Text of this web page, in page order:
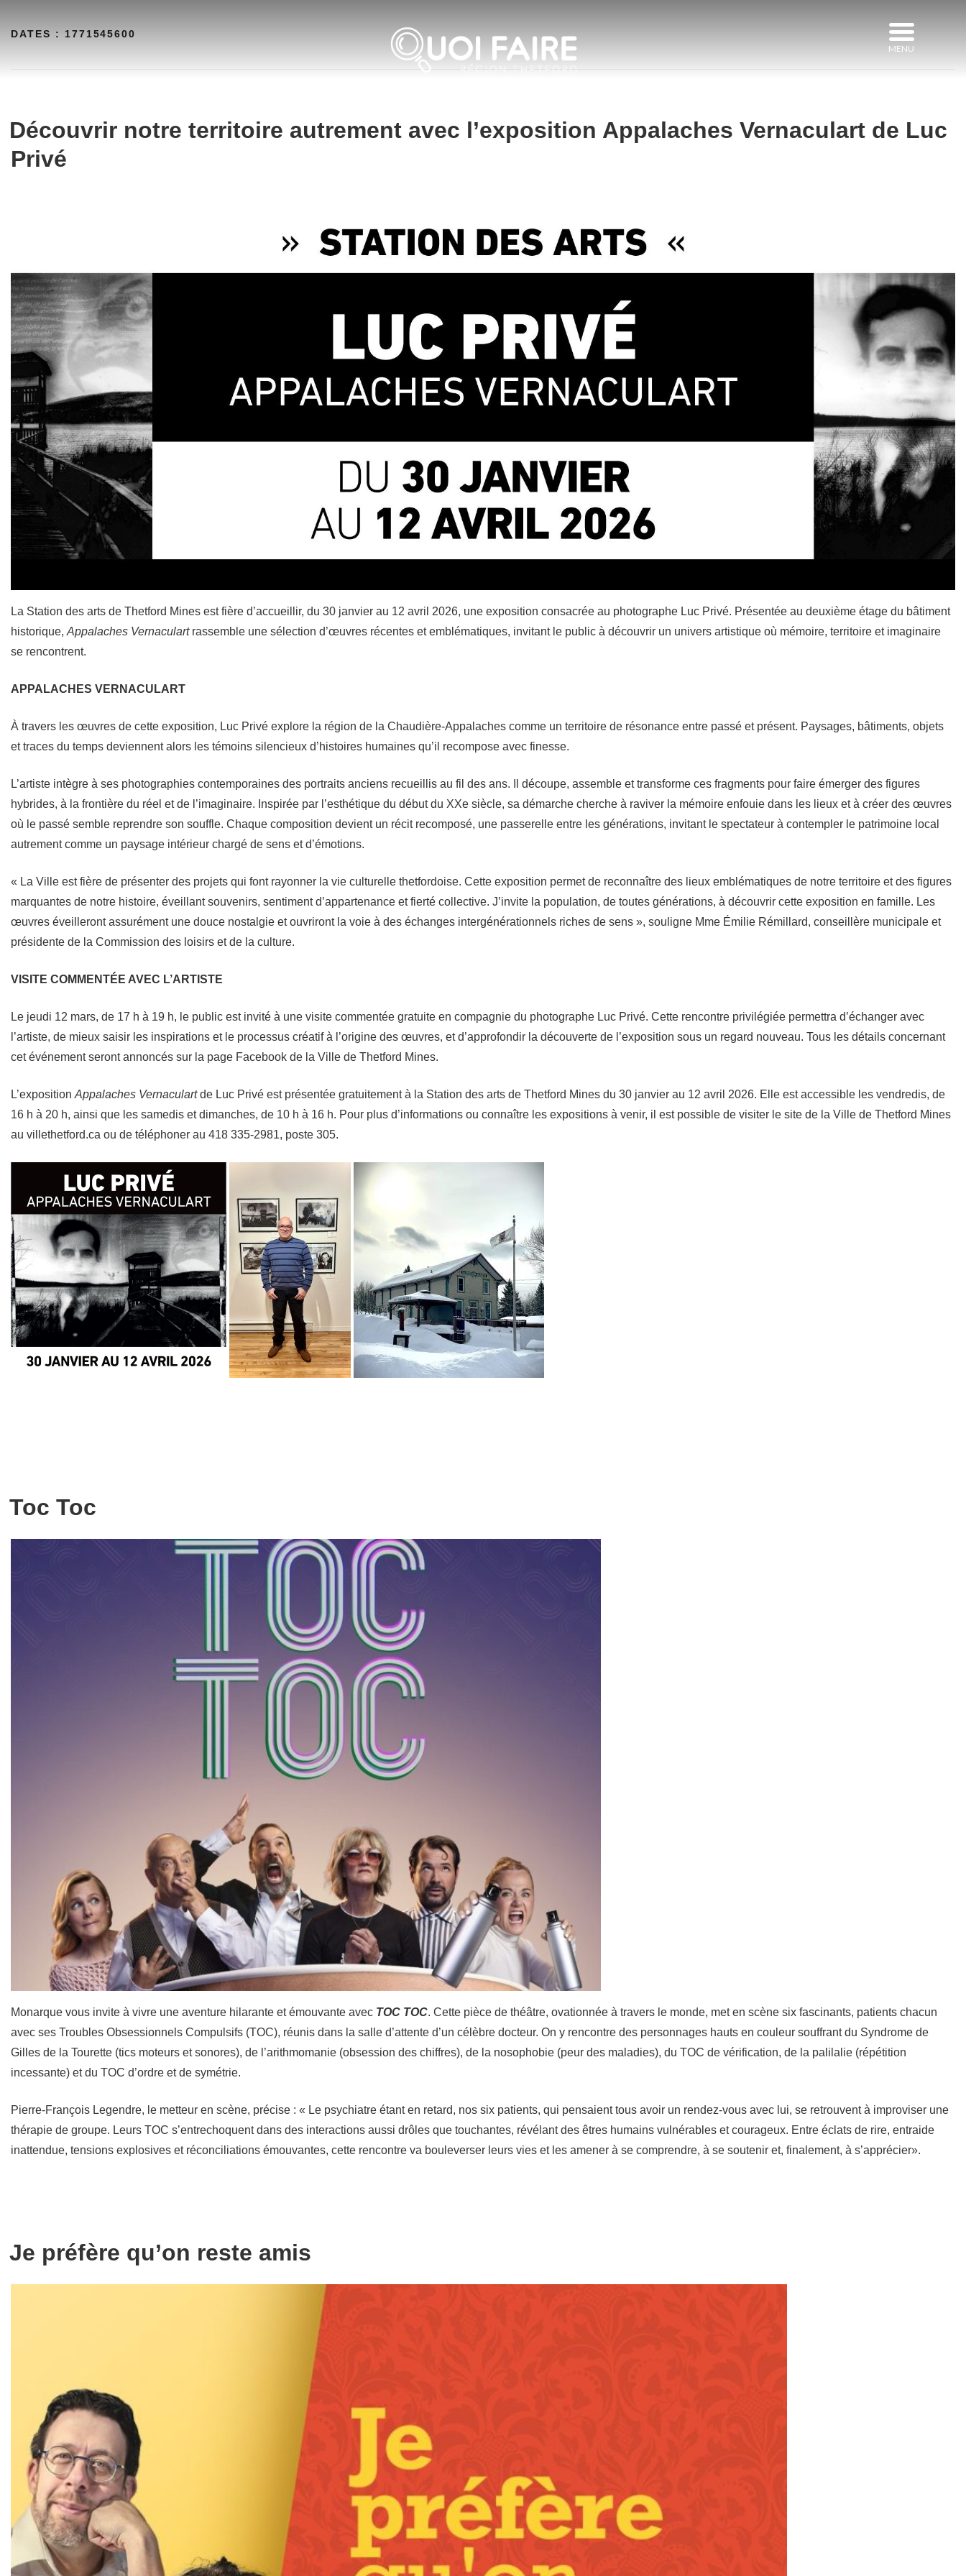
contenu
DATES : 1771545600
Découvrir notre territoire autrement avec l’exposition Appalaches Vernaculart de Luc
Privé
La Station des arts de Thetford Mines est fière d’accueillir, du 30 janvier au 12 avril 2026, une exposition consacrée au photographe Luc Privé. Présentée au deuxième étage du bâtiment
historique, Appalaches Vernaculartrassemble une sélection d’œuvres récentes et emblématiques, invitant le public à découvrir un univers artistique où mémoire, territoire et imaginaire
se rencontrent.
APPALACHES VERNACULART
À travers les œuvres de cette exposition, Luc Privé explore la région de la Chaudière-Appalaches comme un territoire de résonance entre passé et présent. Paysages, bâtiments, objets
et traces du temps deviennent alors les témoins silencieux d’histoires humaines qu’il recompose avec finesse.
L’artiste intègre à ses photographies contemporaines des portraits anciens recueillis au fil des ans. Il découpe, assemble et transforme ces fragments pour faire émerger des figures
hybrides, à la frontière du réel et de l’imaginaire. Inspirée par l’esthétique du début du XXe siècle, sa démarche cherche à raviver la mémoire enfouie dans les lieux et à créer des œuvres
où le passé semble reprendre son souffle. Chaque composition devient un récit recomposé, une passerelle entre les générations, invitant le spectateur à contempler le patrimoine local
autrement comme un paysage intérieur chargé de sens et d’émotions.
« La Ville est fière de présenter des projets qui font rayonner la vie culturelle thetfordoise. Cette exposition permet de reconnaître des lieux emblématiques de notre territoire et des figures
marquantes de notre histoire, éveillant souvenirs, sentiment d’appartenance et fierté collective. J’invite la population, de toutes générations, à découvrir cette exposition en famille. Les
œuvres éveilleront assurément une douce nostalgie et ouvriront la voie à des échanges intergénérationnels riches de sens », souligne Mme Émilie Rémillard, conseillère municipale et
présidente de la Commission des loisirs et de la culture.
VISITE COMMENTÉE AVEC L’ARTISTE
Le jeudi 12 mars, de 17 h à 19 h, le public est invité à une visite commentée gratuite en compagnie du photographe Luc Privé. Cette rencontre privilégiée permettra d’échanger avec
l’artiste, de mieux saisir les inspirations et le processus créatif à l’origine des œuvres, et d’approfondir la découverte de l’exposition sous un regard nouveau. Tous les détails concernant
cet événement seront annoncés sur la page Facebook de la Ville de Thetford Mines.
L’exposition Appalaches Vernaculartde Luc Privé est présentée gratuitement à la Station des arts de Thetford Mines du 30 janvier au 12 avril 2026. Elle est accessible les vendredis, de
16 h à 20 h, ainsi que les samedis et dimanches, de 10 h à 16 h. Pour plus d’informations ou connaître les expositions à venir, il est possible de visiter le site de la Ville de Thetford Mines
au villethetford.ca ou de téléphoner au 418 335-2981, poste 305.
Toc Toc
Monarque vous invite à vivre une aventure hilarante et émouvante avec TOC TOC. Cette pièce de théâtre, ovationnée à travers le monde, met en scène six fascinants, patients chacun
avec ses Troubles Obsessionnels Compulsifs (TOC), réunis dans la salle d’attente d’un célèbre docteur. On y rencontre des personnages hauts en couleur souffrant du Syndrome de
Gilles de la Tourette (tics moteurs et sonores), de l’arithmomanie (obsession des chiffres), de la nosophobie (peur des maladies), du TOC de vérification, de la palilalie (répétition
incessante) et du TOC d’ordre et de symétrie.
Pierre-François Legendre, le metteur en scène, précise : « Le psychiatre étant en retard, nos six patients, qui pensaient tous avoir un rendez-vous avec lui, se retrouvent à improviser une
thérapie de groupe. Leurs TOC s’entrechoquent dans des interactions aussi drôles que touchantes, révélant des êtres humains vulnérables et courageux. Entre éclats de rire, entraide
inattendue, tensions explosives et réconciliations émouvantes, cette rencontre va bouleverser leurs vies et les amener à se comprendre, à se soutenir et, finalement, à s’apprécier».
Je préfère qu’on reste amis